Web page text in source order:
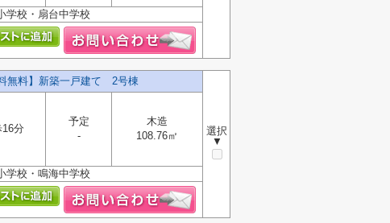
校・扇台中学校
無料】新築一戸建て 2号棟
選択
▼
分
予定
-
木造
108.76㎡
校・鳴海中学校